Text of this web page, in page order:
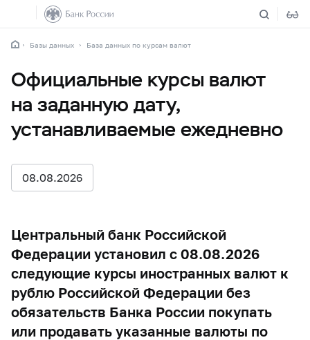
Базы данных База данных по курсам валют
Официальные курсы валют
на заданную дату,
устанавливаемые ежедневно
08.08.2026
Центральный банк Российской
Федерации установил с 08.08.2026
следующие курсы иностранных валют к
рублю Российской Федерации без
обязательств Банка России покупать
или продавать указанные валюты по